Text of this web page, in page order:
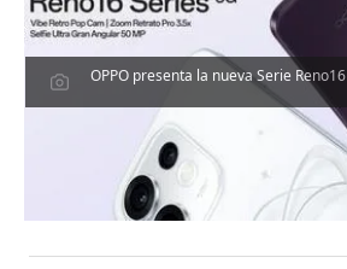
OPPO presenta la nueva Serie Reno16